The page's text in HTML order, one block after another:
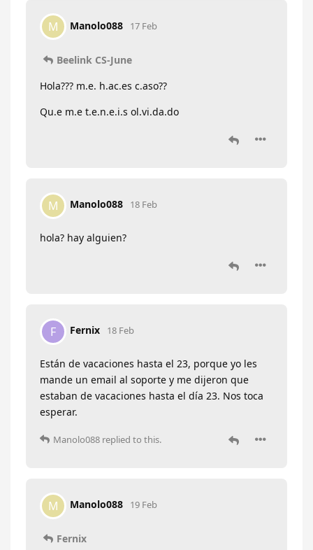
M Manolo088 17 Feb
Beelink CS-June
Hola??? m.e. h.ac.es c.aso??
Qu.e m.e t.e.n.e.i.s ol.vi.da.do
M Manolo088 18 Feb
hola? hay alguien?
F Fernix 18 Feb
Están de vacaciones hasta el 23, porque yo les
mande un email al soporte y me dijeron que
estaban de vacaciones hasta el día 23. Nos toca
esperar.
Manolo088 replied to this.
M Manolo088 19 Feb
Fernix